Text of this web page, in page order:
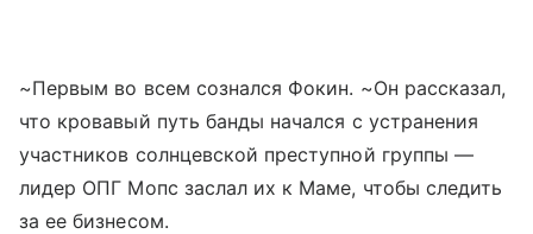
~Первым во всем сознался Фокин. ~Он рассказал,
что кровавый путь банды начался с устранения
участников солнцевской преступной группы —
лидер ОПГ Мопс заслал их к Маме, чтобы следить
за ее бизнесом.